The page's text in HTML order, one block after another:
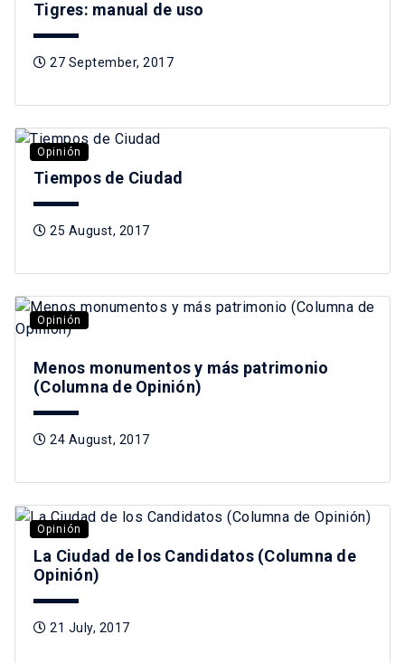
Tigres: manual de uso
27 September, 2017
Opinión
Tiempos de Ciudad
25 August, 2017
Opinión
Menos monumentos y más patrimonio
(Columna de Opinión)
24 August, 2017
Opinión
La Ciudad de los Candidatos (Columna de
Opinión)
21 July, 2017